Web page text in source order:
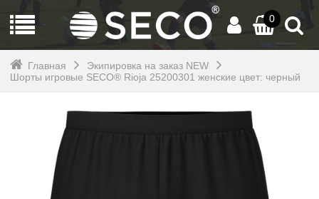
0
Главная
Экипировка на заказ NEW
Шорты игровые SECO® Rioja 25200301 женские цвет: черный